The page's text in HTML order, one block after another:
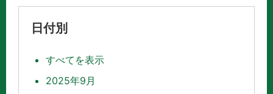
日付別
すべてを表示
2025年9月